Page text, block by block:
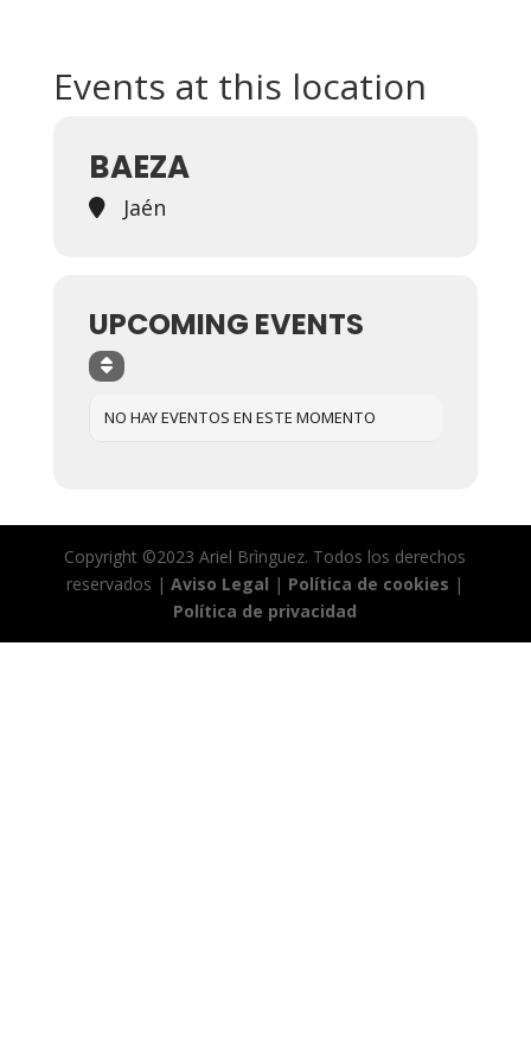
Events at this location
BAEZA
Jaén
UPCOMING EVENTS
NO HAY EVENTOS EN ESTE MOMENTO
Copyright ©2023 Ariel Brìnguez. Todos los derechos
reservados |Aviso Legal | Política de cookies |
Política de privacidad